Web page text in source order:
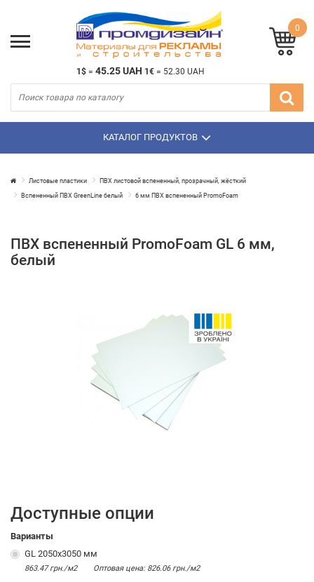
1$ = 45.25 UAH 1€ = 52.30 UAH
0
КАТАЛОГ ПРОДУКТОВ
Листовые пластики ПВХ листовой вспененный, прозрачный, жёсткий
Вспененный ПВХ GreenLine белый 6 мм ПВХ вспененный PromoFoam
ПВХ вспененный PromoFoam GL 6 мм,
белый
Доступные опции
Варианты
GL 2050х3050 мм
863.47 грн./м2 Оптовая цена: 826.06 грн./м2